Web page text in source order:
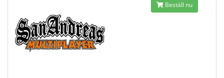
Beställ nu